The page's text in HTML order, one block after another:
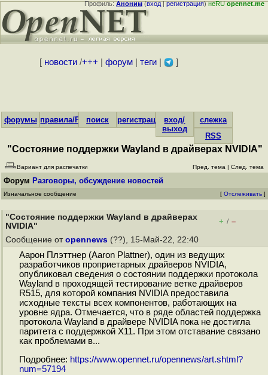
Профиль:Аноним(вход|регистрация)неRUopennet.me
[ новости/+++ форум| теги| ]
форумы правила/FAQпоиск регистрациявход/
выход
слежка
RSS
"Состояние поддержки Wayland в драйверах NVIDIA"
Вариант для распечатки Пред. тема | След. тема
Форум Разговоры, обсуждение новостей
Изначальное сообщение [ Отслеживать ]
"Состояние поддержки Wayland в драйверах
NVIDIA"
+ / –
Сообщение от opennews (??), 15-Май-22, 22:40
Аарон Плэттнер (Aaron Plattner), один из ведущих
разработчиков проприетарных драйверов NVIDIA,
опубликовал сведения о состоянии поддержки протокола
Wayland в проходящей тестирование ветке драйверов
R515, для которой компания NVIDIA предоставила
исходные тексты всех компонентов, работающих на
уровне ядра. Отмечается, что в ряде областей поддержка
протокола Wayland в драйвере NVIDIA пока не достигла
паритета с поддержкой X11. При этом отставание связано
как проблемами в...
Подробнее: https://www.opennet.ru/opennews/art.shtml?
num=57194